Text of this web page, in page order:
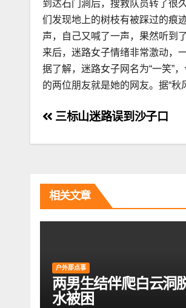
到达石门涧后，搜救队员转了很
们发现地上的树枝有被踩过的痕
声，自己又喊了一声，果然听到
来后，迷路女子情绪非常激动，
据了解，迷路女子网名为“一笑”
的两位朋友就是她的网友。据“秋
文
章
航
三标山迷路误到沙子口
相关文章
户外那点事
两男生结伴爬白云洞
水被困